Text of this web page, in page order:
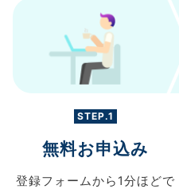
STEP.1
無料お申込み
登録フォームから 1分ほどで